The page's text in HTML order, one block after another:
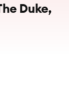
Duke,